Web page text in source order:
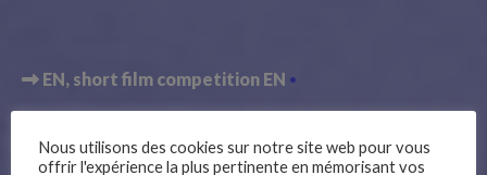
EN short film competition EN
7+ Harvey
Nous utilisons des cookies sur notre site web pour vous
offrir l'expérience la plus pertinente en mémorisant vos